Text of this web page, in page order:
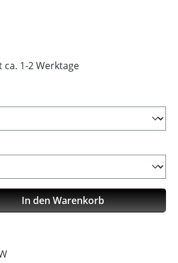
1-2 Werktage
gewünschten Wert
In den Warenkorb